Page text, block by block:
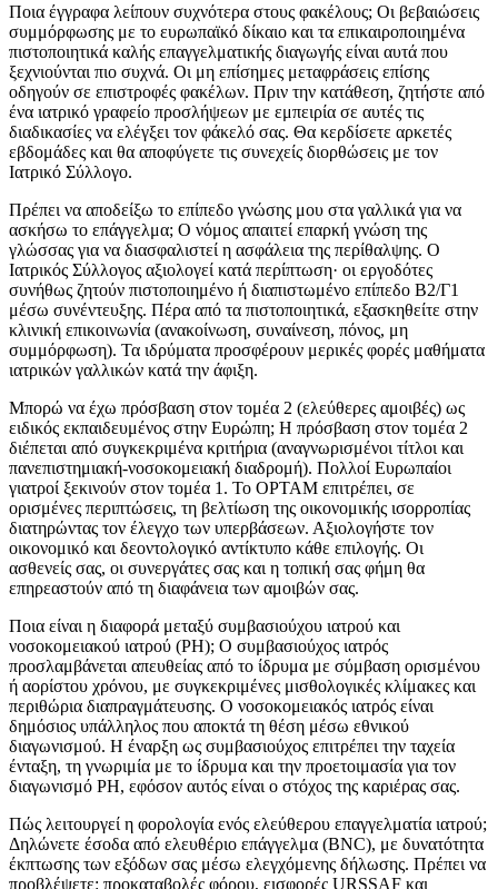
Ποια έγγραφα λείπουν συχνότερα στους φακέλους; Οι βεβαιώσεις
συμμόρφωσης με το ευρωπαϊκό δίκαιο και τα επικαιροποιημένα
πιστοποιητικά καλής επαγγελματικής διαγωγής είναι αυτά που
ξεχνιούνται πιο συχνά. Οι μη επίσημες μεταφράσεις επίσης
οδηγούν σε επιστροφές φακέλων. Πριν την κατάθεση, ζητήστε από
ένα ιατρικό γραφείο προσλήψεων με εμπειρία σε αυτές τις
διαδικασίες να ελέγξει τον φάκελό σας. Θα κερδίσετε αρκετές
εβδομάδες και θα αποφύγετε τις συνεχείς διορθώσεις με τον
Ιατρικό Σύλλογο.
Πρέπει να αποδείξω το επίπεδο γνώσης μου στα γαλλικά για να
ασκήσω το επάγγελμα; Ο νόμος απαιτεί επαρκή γνώση της
γλώσσας για να διασφαλιστεί η ασφάλεια της περίθαλψης. Ο
Ιατρικός Σύλλογος αξιολογεί κατά περίπτωση· οι εργοδότες
συνήθως ζητούν πιστοποιημένο ή διαπιστωμένο επίπεδο Β2/Γ1
μέσω συνέντευξης. Πέρα από τα πιστοποιητικά, εξασκηθείτε στην
κλινική επικοινωνία (ανακοίνωση, συναίνεση, πόνος, μη
συμμόρφωση). Τα ιδρύματα προσφέρουν μερικές φορές μαθήματα
ιατρικών γαλλικών κατά την άφιξη.
Μπορώ να έχω πρόσβαση στον τομέα 2 (ελεύθερες αμοιβές) ως
ειδικός εκπαιδευμένος στην Ευρώπη; Η πρόσβαση στον τομέα 2
διέπεται από συγκεκριμένα κριτήρια (αναγνωρισμένοι τίτλοι και
πανεπιστημιακή-νοσοκομειακή διαδρομή). Πολλοί Ευρωπαίοι
γιατροί ξεκινούν στον τομέα 1. Το OPTAM επιτρέπει, σε
ορισμένες περιπτώσεις, τη βελτίωση της οικονομικής ισορροπίας
διατηρώντας τον έλεγχο των υπερβάσεων. Αξιολογήστε τον
οικονομικό και δεοντολογικό αντίκτυπο κάθε επιλογής. Οι
ασθενείς σας, οι συνεργάτες σας και η τοπική σας φήμη θα
επηρεαστούν από τη διαφάνεια των αμοιβών σας.
Ποια είναι η διαφορά μεταξύ συμβασιούχου ιατρού και
νοσοκομειακού ιατρού (PH); Ο συμβασιούχος ιατρός
προσλαμβάνεται απευθείας από το ίδρυμα με σύμβαση ορισμένου
ή αορίστου χρόνου, με συγκεκριμένες μισθολογικές κλίμακες και
περιθώρια διαπραγμάτευσης. Ο νοσοκομειακός ιατρός είναι
δημόσιος υπάλληλος που αποκτά τη θέση μέσω εθνικού
διαγωνισμού. Η έναρξη ως συμβασιούχος επιτρέπει την ταχεία
ένταξη, τη γνωριμία με το ίδρυμα και την προετοιμασία για τον
διαγωνισμό PH, εφόσον αυτός είναι ο στόχος της καριέρας σας.
Πώς λειτουργεί η φορολογία ενός ελεύθερου επαγγελματία ιατρού;
Δηλώνετε έσοδα από ελευθέριο επάγγελμα (BNC), με δυνατότητα
έκπτωσης των εξόδων σας μέσω ελεγχόμενης δήλωσης. Πρέπει να
προβλέψετε: προκαταβολές φόρου, εισφορές URSSAF και